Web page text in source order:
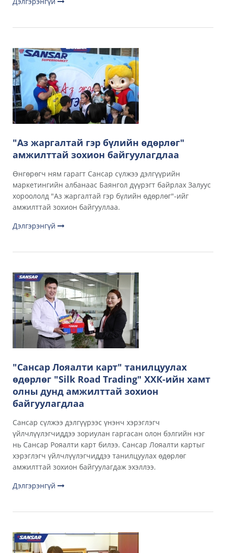
"Аз жаргалтай гэр бүлийн өдөрлөг"
амжилттай зохион байгуулагдлаа
Өнгөрөгч ням гарагт Сансар сүлжээ дэлгүүрийн
маркетингийн албанаас Баянгол дүүрэгт байрлах Залуус
хороололд "Аз жаргалтай гэр бүлийн өдөрлөг"-ийг
амжилттай зохион байгууллаа.
Дэлгэрэнгүй
"Сансар Лояалти карт" танилцуулах
өдөрлөг "Silk Road Trading" ХХК-ийн хамт
олны дунд амжилттай зохион
байгуулагдлаа
Сансар сүлжээ дэлгүүрээс үнэнч хэрэглэгч
үйлчлүүлэгчиддээ зориулан гаргасан олон бэлгийн нэг
нь Сансар Рояалти карт билээ. Сансар Лояалти картыг
хэрэглэгч үйлчлүүлэгчиддээ танилцуулах өдөрлөг
амжилттай зохион байгуулагдаж эхэллээ.
Дэлгэрэнгүй